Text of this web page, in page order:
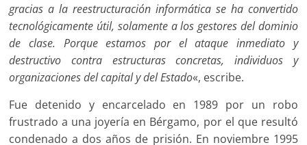
gracias a la reestructuración informática se ha convertido
tecnológicamente útil, solamente a los gestores del dominio
de clase. Porque estamos por el ataque inmediato y
destructivo contra estructuras concretas, individuos y
organizaciones del capital y del Estado«, escribe.
Fue detenido y encarcelado en 1989 por un robo
frustrado a una joyería en Bérgamo, por el que resultó
condenado a dos años de prisión. En noviembre 1995